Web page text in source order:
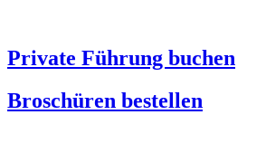
Private Führung buchen
Broschüren bestellen